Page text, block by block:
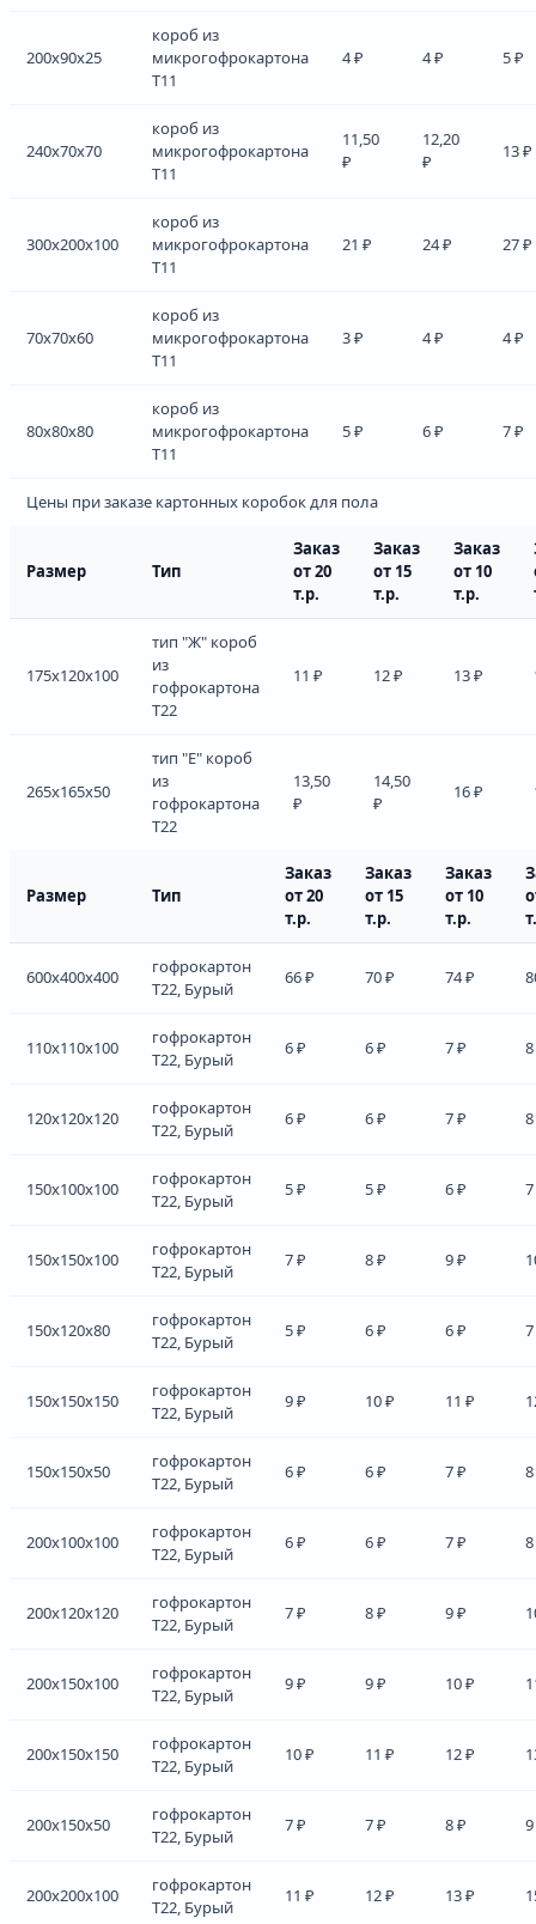
200x90x25
короб из
микрогофрокартона
Т11
4 ₽ 4 ₽ 5 ₽
240x70x70
короб из
микрогофрокартона
Т11
11,50
₽
12,20
₽
13 ₽
300x200x100
короб из
микрогофрокартона
Т11
21 ₽ 24 ₽ 27 ₽
70x70x60
короб из
микрогофрокартона
Т11
3 ₽ 4 ₽ 4 ₽
80x80x80
короб из
микрогофрокартона
Т11
5 ₽ 6 ₽ 7 ₽
Цены при заказе картонных коробок для пола
Размер Тип
Заказ
от 20
т.р.
Заказ
от 15
т.р.
Заказ
от 10
т.р.
175x120x100
тип "Ж" короб
из
гофрокартона
Т22
11 ₽ 12 ₽ 13 ₽
265x165x50
тип "Е" короб
из
гофрокартона
Т22
13,50
₽
14,50
₽
16 ₽
Размер Тип
Заказ
от 20
т.р.
Заказ
от 15
т.р.
Заказ
от 10
т.р.
600x400x400
гофрокартон
Т22, Бурый
66 ₽ 70 ₽ 74 ₽
110x110x100
гофрокартон
Т22, Бурый
6 ₽ 6 ₽ 7 ₽
120x120x120
гофрокартон
Т22, Бурый
6 ₽ 6 ₽ 7 ₽
150x100x100
гофрокартон
Т22, Бурый
5 ₽ 5 ₽ 6 ₽
150x150x100
гофрокартон
Т22, Бурый
7 ₽ 8 ₽ 9 ₽
150x120x80
гофрокартон
Т22, Бурый
5 ₽ 6 ₽ 6 ₽
150x150x150
гофрокартон
Т22, Бурый
9 ₽ 10 ₽ 11 ₽
150x150x50
гофрокартон
Т22, Бурый
6 ₽ 6 ₽ 7 ₽
200x100x100
гофрокартон
Т22, Бурый
6 ₽ 6 ₽ 7 ₽
200x120x120
гофрокартон
Т22, Бурый
7 ₽ 8 ₽ 9 ₽
200x150x100
гофрокартон
Т22, Бурый
9 ₽ 9 ₽ 10 ₽
200x150x150
гофрокартон
Т22, Бурый
10 ₽ 11 ₽ 12 ₽
200x150x50
гофрокартон
Т22, Бурый
7 ₽ 7 ₽ 8 ₽
200x200x100
гофрокартон
Т22, Бурый
11 ₽ 12 ₽ 13 ₽